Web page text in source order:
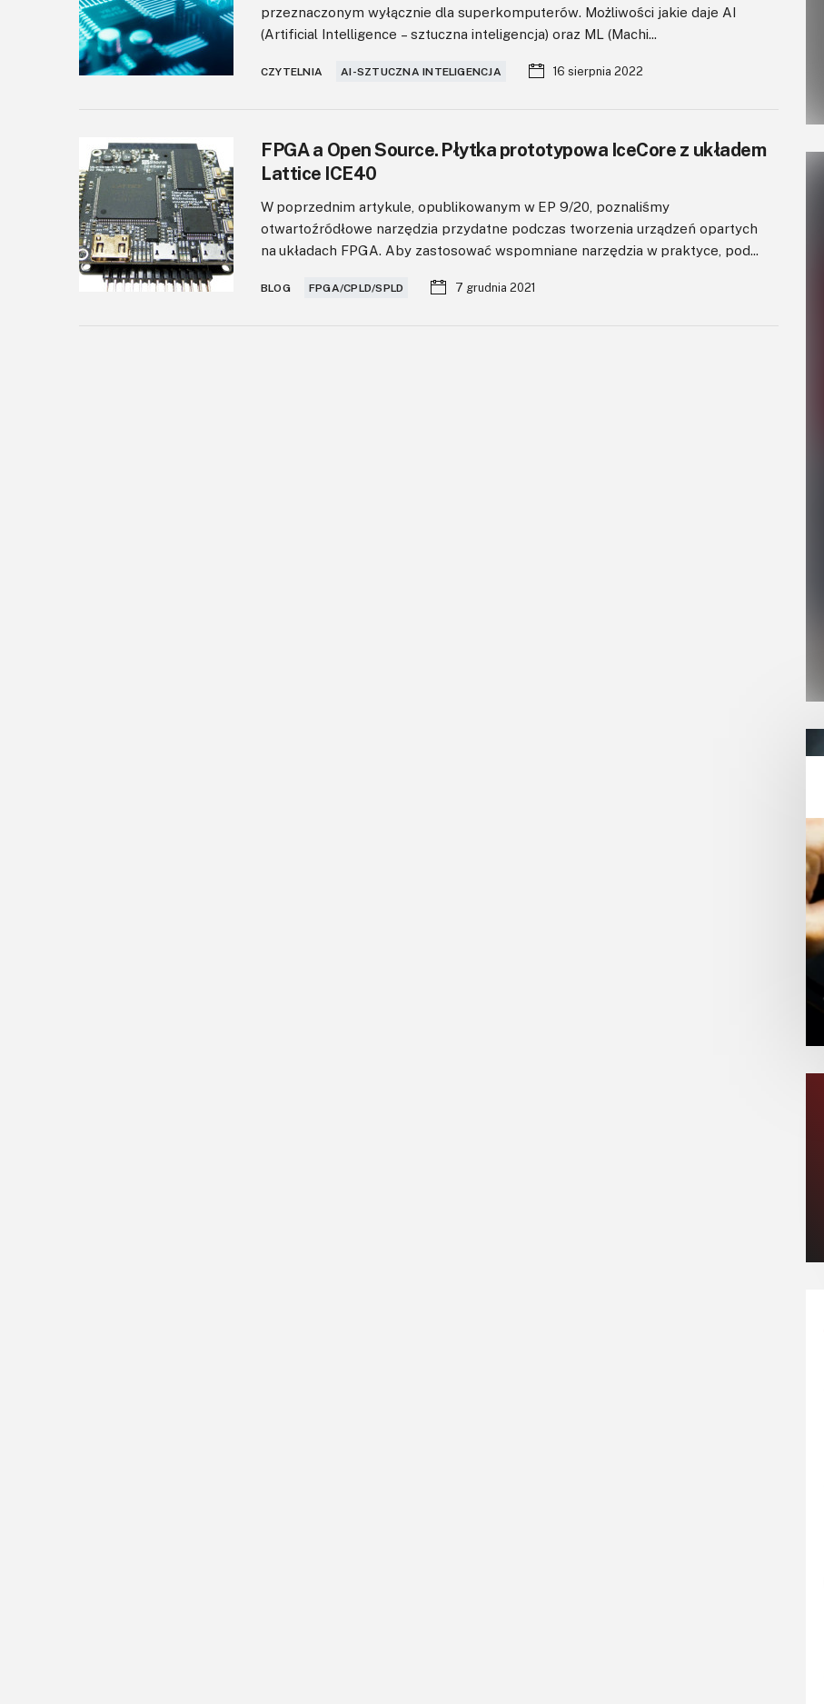
przeznaczonym wyłącznie dla superkomputerów. Możliwości jakie daje AI
(Artificial Intelligence – sztuczna inteligencja) oraz ML (Machi...
CZYTELNIA AI-SZTUCZNA INTELIGENCJA 16 sierpnia 2022
FPGA a Open Source. Płytka prototypowa IceCore z układem
Lattice ICE40
W poprzednim artykule, opublikowanym w EP 9/20, poznaliśmy
otwartoźródłowe narzędzia przydatne podczas tworzenia urządzeń opartych
na układach FPGA. Aby zastosować wspomniane narzędzia w praktyce, pod...
BLOG FPGA/CPLD/SPLD 7 grudnia 2021